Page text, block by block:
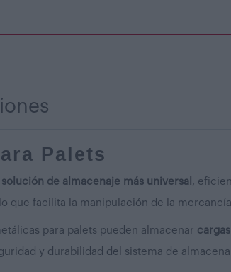
Palets
de almacenaje más universal ,
que facilita la manipulación de la
para palets pueden almacenar
y durabilidad del sistema de